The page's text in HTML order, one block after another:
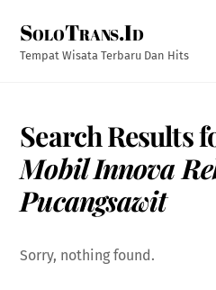
content
SoloTrans.Id
Tempat Wisata Terbaru Dan Hits
Search Results
Mobil Innova
Pucangsawit
Sorry, nothing found.